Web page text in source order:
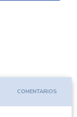
COMENTARIOS